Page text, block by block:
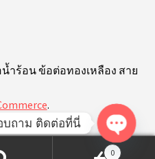
น้ำร้อน ข้อต่อทองเหลือง สาย
.
0
บถาม ติดต่อที่นี่
O